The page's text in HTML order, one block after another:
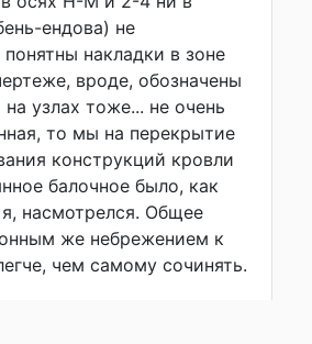
ендова) не
накладки в зоне
вроде, обозначены
узлах тоже... не очень
то мы на перекрытие
конструкций кровли
балочное было, как
насмотрелся. Общее
же небрежением к
чем самому сочинять.